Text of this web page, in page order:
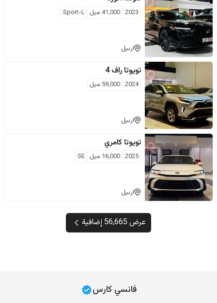
2023
41,000 ميل Sport-L
اربيل
تويوتا راف 4
2024
59,000 ميل
اربيل
تويوتا كامري
2025
16,000 ميل SE
اربيل
عرض 56,665 إضافية
فانسي ‏کارس